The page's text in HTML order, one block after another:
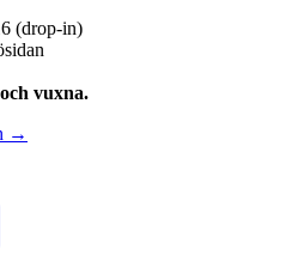
(drop-in)
vuxna.
→